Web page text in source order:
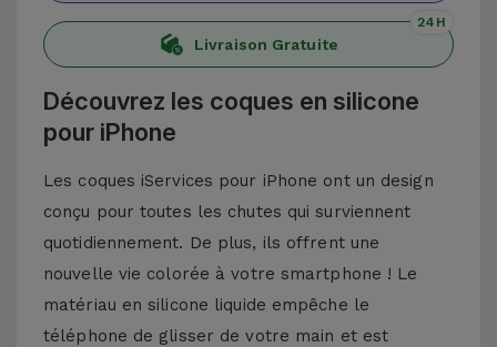
Livraison Gratuite
24H
Découvrez les coques en silicone
pour iPhone
Les coques iServices pour iPhone ont un design
conçu pour toutes les chutes qui surviennent
quotidiennement. De plus, ils offrent une
nouvelle vie colorée à votre smartphone ! Le
matériau en silicone liquide empêche le
téléphone de glisser de votre main et est